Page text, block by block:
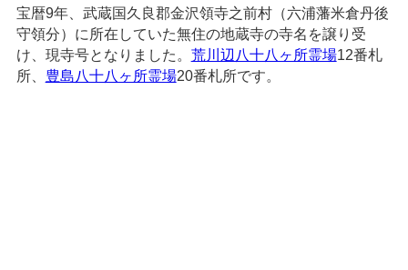
宝暦9年、武蔵国久良郡金沢領寺之前村（六浦藩米倉丹後
守領分）に所在していた無住の地蔵寺の寺名を譲り受
け、現寺号となりました。 荒川辺八十八ヶ所霊場12番札
所、 豊島八十八ヶ所霊場20番札所です。